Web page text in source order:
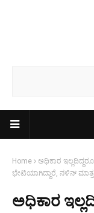
Home
ಅಧಿಕಾರ
ಭೇಟಿಯಾಗಿದ್ದಾರೆ, ನಳಿನ್
ಅಧಿಕಾರ